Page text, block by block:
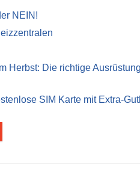
NEIN!
Herbst: Die richtige
SIM Karte mit Extra-